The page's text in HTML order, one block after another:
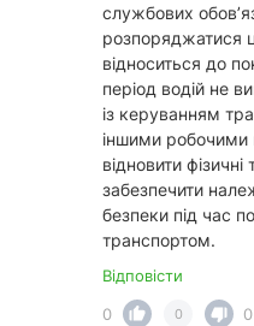
службових
розпоряджатися
відноситься до
період водій не
із керуванням
іншими робочими
відновити фізичні
забезпечити
безпеки під час
транспортом.
Відповісти
0
0 0